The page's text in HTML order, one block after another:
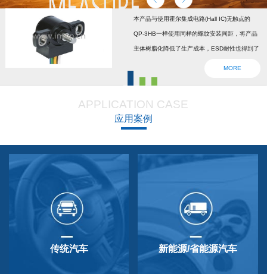
本产品与使用霍尔集成电路(Hall IC)无触点的
QP-3HB一样使用同样的螺纹安装间距，将产品
主体树脂化降低了生产成本，ESD耐性也得到了
设回位弹簧，防震动防撞击功能强大，防尘防
QP-3HB标准相同。本产品在游船、铲运车的遥
控手柄、卡车离合器和换挡等方面要求较高的领
MORE
APPLICATION CASE
应用案例
传统汽车 新能源/省能源汽车